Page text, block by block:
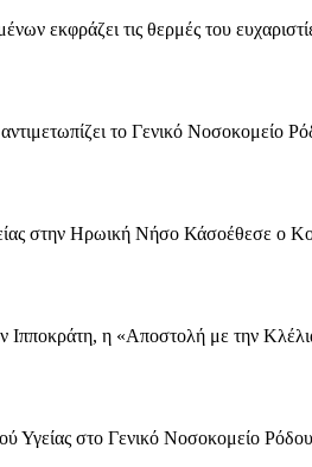
εκφράζει τις θερμές του
αντιμετωπίζει το Γενικό
στην Ηρωική Νήσο Κάσοέθεσε ο
Ιπποκράτη, η «Αποστολή με την
Υγείας στο Γενικό Νοσοκομείο